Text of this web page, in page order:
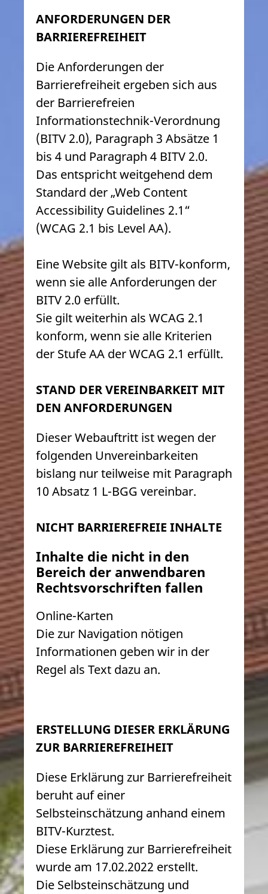
ANFORDERUNGEN DER
BARRIEREFREIHEIT
Die Anforderungen der
Barrierefreiheit ergeben sich aus
der Barrierefreien
Informationstechnik-Verordnung
(BITV 2.0), Paragraph 3 Absätze 1
bis 4 und Paragraph 4 BITV 2.0.
Das entspricht weitgehend dem
Standard der „Web Content
Accessibility Guidelines 2.1“
(WCAG 2.1 bis Level AA).
Eine Website gilt als BITV-konform,
wenn sie alle Anforderungen der
BITV 2.0 erfüllt.
Sie gilt weiterhin als WCAG 2.1
konform, wenn sie alle Kriterien
der Stufe AA der WCAG 2.1 erfüllt.
STAND DER VEREINBARKEIT MIT
DEN ANFORDERUNGEN
Dieser Webauftritt ist wegen der
folgenden Unvereinbarkeiten
bislang nur teilweise mit Paragraph
10 Absatz 1 L-BGG vereinbar.
NICHT BARRIEREFREIE INHALTE
Inhalte die nicht in den
Bereich der anwendbaren
Rechtsvorschriften fallen
Online-Karten
Die zur Navigation nötigen
Informationen geben wir in der
Regel als Text dazu an.
ERSTELLUNG DIESER ERKLÄRUNG
ZUR BARRIEREFREIHEIT
Diese Erklärung zur Barrierefreiheit
beruht auf einer
Selbsteinschätzung anhand einem
BITV-Kurztest.
Diese Erklärung zur Barrierefreiheit
wurde am 17.02.2022 erstellt.
Die Selbsteinschätzung und